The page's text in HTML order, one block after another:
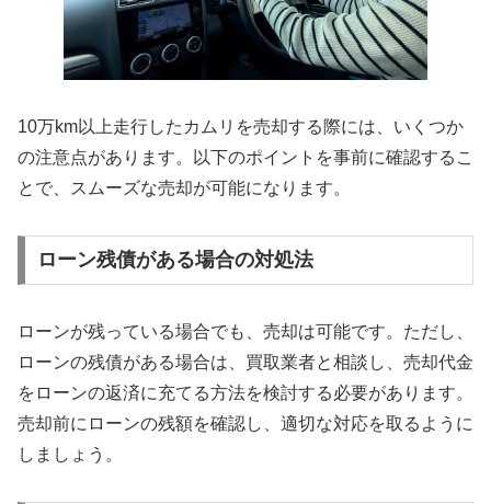
10万km以上走行したカムリを売却する際には、いくつか
の注意点があります。以下のポイントを事前に確認するこ
とで、スムーズな売却が可能になります。
ローン残債がある場合の対処法
ローンが残っている場合でも、売却は可能です。ただし、
ローンの残債がある場合は、買取業者と相談し、売却代金
をローンの返済に充てる方法を検討する必要があります。
売却前にローンの残額を確認し、適切な対応を取るように
しましょう。